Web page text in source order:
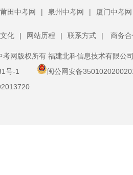
莆田中考网 | 泉州中考网 | 厦门中考网
化 | 网站历程 | 联系方式 | 商务
网版权所有 福建北科信息技术有限公
号-1
闽公网安备